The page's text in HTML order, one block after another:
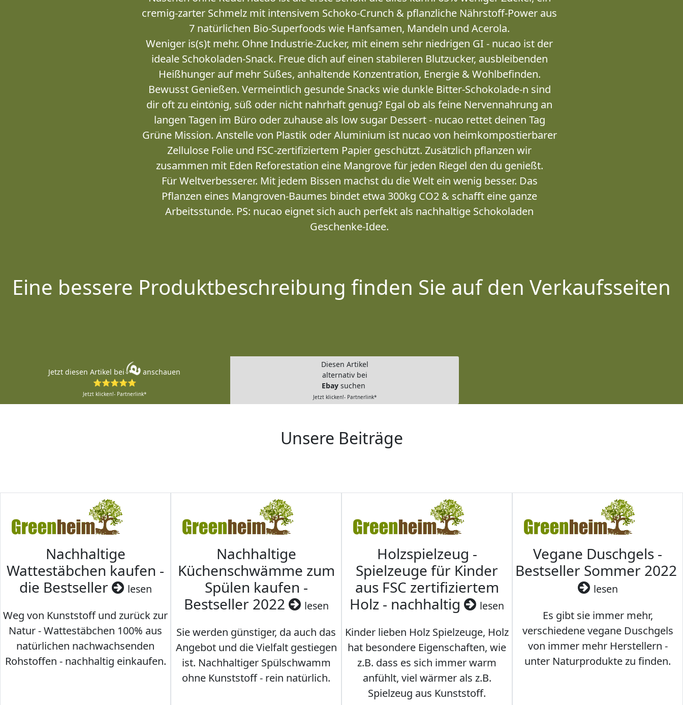
cremig-zarter Schmelz mit intensivem Schoko-Crunch & pflanzliche Nährstoff-Power aus
7 natürlichen Bio-Superfoods wie Hanfsamen, Mandeln und Acerola.
Weniger is(s)t mehr. Ohne Industrie-Zucker, mit einem sehr niedrigen GI - nucao ist der
ideale Schokoladen-Snack. Freue dich auf einen stabileren Blutzucker, ausbleibenden
Heißhunger auf mehr Süßes, anhaltende Konzentration, Energie & Wohlbefinden.
Bewusst Genießen. Vermeintlich gesunde Snacks wie dunkle Bitter-Schokolade-n sind
dir oft zu eintönig, süß oder nicht nahrhaft genug? Egal ob als feine Nervennahrung an
langen Tagen im Büro oder zuhause als low sugar Dessert - nucao rettet deinen Tag
Grüne Mission. Anstelle von Plastik oder Aluminium ist nucao von heimkompostierbarer
Zellulose Folie und FSC-zertifiziertem Papier geschützt. Zusätzlich pflanzen wir
zusammen mit Eden Reforestation eine Mangrove für jeden Riegel den du genießt.
Für Weltverbesserer. Mit jedem Bissen machst du die Welt ein wenig besser. Das
Pflanzen eines Mangroven-Baumes bindet etwa 300kg CO2 & schafft eine ganze
Arbeitsstunde. PS: nucao eignet sich auch perfekt als nachhaltige Schokoladen
Geschenke-Idee.
Eine bessere Produktbeschreibung finden Sie auf den Verkaufsseiten
Jetzt diesen Artikel bei
anschauen
⭐⭐⭐⭐⭐
Jetzt klicken!- Partnerlink*
Diesen Artikel
alternativ bei
Ebay suchen
Jetzt klicken!- Partnerlink*
Unsere Beiträge
Nachhaltige
Wattestäbchen kaufen -
die Bestseller
lesen
Weg von Kunststoff und zurück zur
Natur - Wattestäbchen 100% aus
natürlichen nachwachsenden
Rohstoffen - nachhaltig einkaufen.
Nachhaltige
Küchenschwämme zum
Spülen kaufen -
Bestseller 2022
lesen
Sie werden günstiger, da auch das
Angebot und die Vielfalt gestiegen
ist. Nachhaltiger Spülschwamm
ohne Kunststoff - rein natürlich.
Holzspielzeug -
Spielzeuge für Kinder
aus FSC zertifiziertem
Holz - nachhaltig
lesen
Kinder lieben Holz Spielzeuge, Holz
hat besondere Eigenschaften, wie
z.B. dass es sich immer warm
anfühlt, viel wärmer als z.B.
Spielzeug aus Kunststoff.
Vegane Duschgels -
Bestseller Sommer 2022
lesen
Es gibt sie immer mehr,
verschiedene vegane Duschgels
von immer mehr Herstellern -
unter Naturprodukte zu finden.